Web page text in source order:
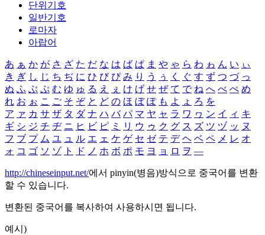
단위기호
일반기호
로마자
아랍어
あ ぁ か が さ ざ た だ な は ば ぱ ま や ゃ ら わ ゎ ん い ぃ
き ぎ し じ ち ぢ に ひ び ぴ み り う ぅ く ぐ す ず つ づ っ
ぬ ふ ぶ ぷ む ゆ ゅ る え ぇ け げ せ ぜ て で ね へ べ ぺ め
れ お ぉ こ ご そ ぞ と ど の ほ ぼ ぽ も よ ょ ろ を
ア ァ カ サ ザ タ ダ ナ ハ バ パ マ ヤ ャ ラ ワ ヮ ン イ ィ キ
ギ シ ジ チ ヂ ニ ヒ ビ ピ ミ リ ウ ゥ ク グ ス ズ ツ ヅ ッ ヌ
フ ブ プ ム ユ ュ ル エ ェ ケ ゲ セ ゼ テ デ ヘ ベ ペ メ レ オ
ォ コ ゴ ソ ゾ ト ド ノ ホ ボ ポ モ ヨ ョ ロ ヲ ―
http://chineseinput.net/에서 pinyin(병음)방식으로 중국어를 변환
할 수 있습니다.
변환된 중국어를 복사하여 사용하시면 됩니다.
예시)